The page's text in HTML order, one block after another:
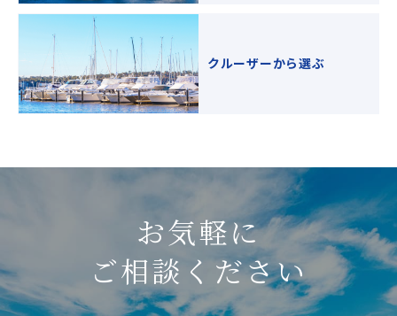
クルーザーから選ぶ
お気軽に
ご相談ください